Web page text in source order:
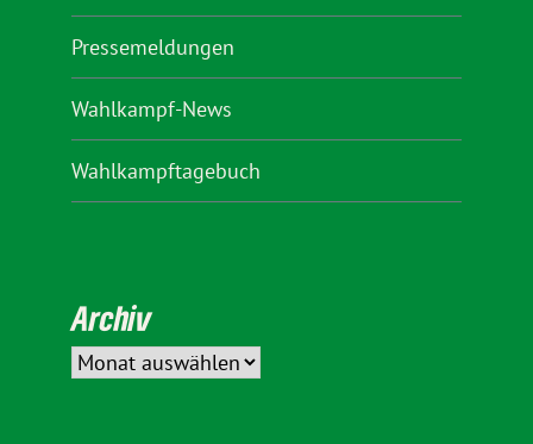
Pressemeldungen
Wahlkampf-News
Wahlkampftagebuch
Archiv